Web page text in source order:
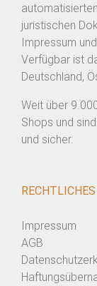
juristischen
Impressum
Verfügbar ist
Deutschland,
Weit über
Shops und
und sicher.
RECHTLICHES
Impressum
AGB